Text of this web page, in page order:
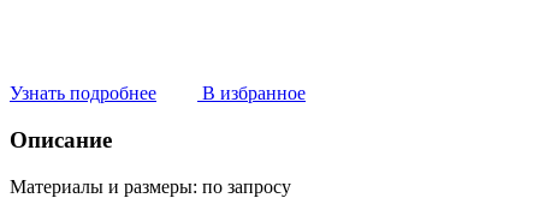
Узнать подробнее В избранное
Описание
Материалы и размеры: по запросу